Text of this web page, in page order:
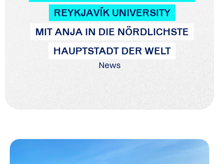
REYKJAVÍK UNIVERSITY
MIT ANJA IN DIE NÖRDLICHSTE
HAUPTSTADT DER WELT
News